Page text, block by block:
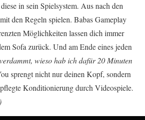
in sein Spielsystem. Aus nach den
den Regeln spielen. Babas Gameplay
Möglichkeiten lassen dich immer
Sofa zurück. Und am Ende eines jeden
wieso hab ich dafür 20 Minuten
sprengt nicht nur deinen Kopf, sondern
Konditionierung durch Videospiele.